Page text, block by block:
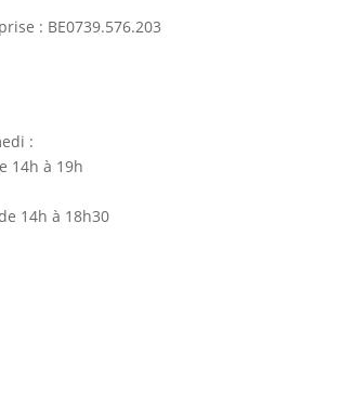
: BE0739.576.203
:
14h à 19h
14h à 18h30